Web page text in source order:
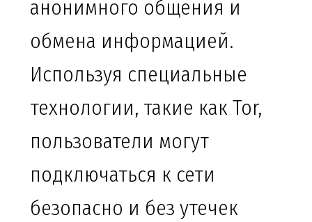
анонимного общения и
обмена информацией.
Используя специальные
технологии, такие как Tor,
пользователи могут
подключаться к сети
безопасно и без утечек